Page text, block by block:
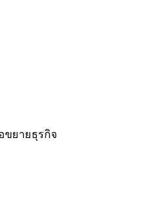
ขยายธุรกิจ